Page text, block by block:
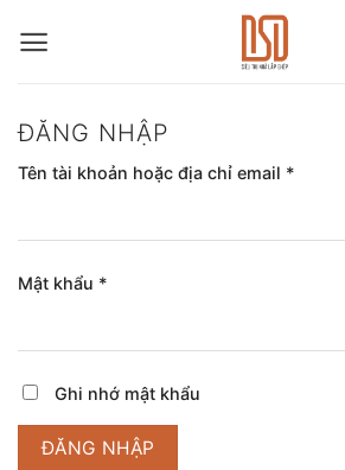
ĐĂNG NHẬP
Tên tài khoản hoặc địa chỉ email *
Mật khẩu *
Ghi nhớ mật khẩu
ĐĂNG NHẬP